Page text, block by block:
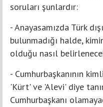
soruları şunlardır:
- Anayasamızda Türk
bulunmadığı halde,
olduğu nasıl
- Cumhurbaşkanının
'Kürt' ve 'Alevi' diye
Cumhurbaşkanı